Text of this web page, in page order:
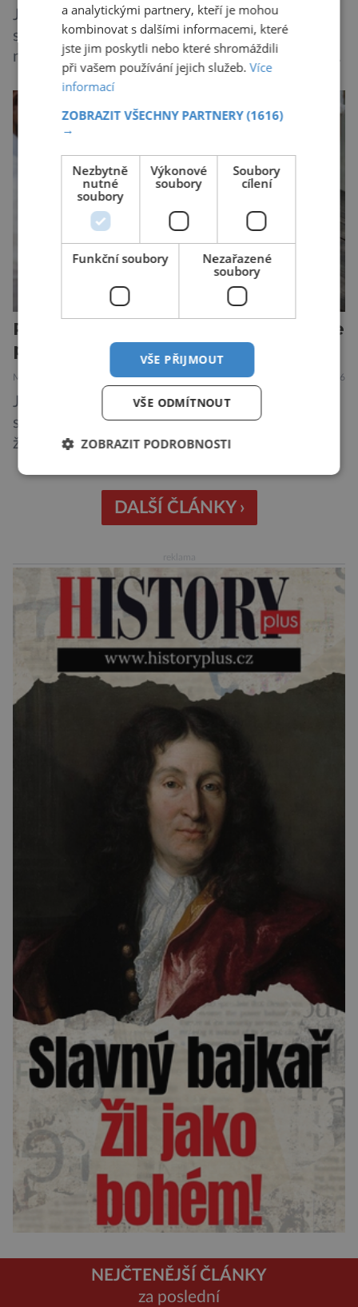
Je známou pravdou, že se na výletních lodích
snadno šíří gastrointestinální infekce, jako je
norovirus či E. coli, případně respirační infekce,
jak tomu bylo na počátku pandemie covidu.
Ovšem slyšet o prvním ohnisku hantaviru na
výletní lodi bylo znepokojivé i pro odborníky.
Zdá se, že nebezpečí bylo prozatím zažehnáno.
Máme se bát nové pandemie? Hantavirus […]
Proč někteří lidé stále chodí všude
pozdě!
MEDICÍNA ZAJÍMAVOSTI 28.7.2026
Jsou lidé, kteří ať se snaží, jak chtějí, na
schůzku nikdy nedorazí včas. A to i když vědí,
že je nedochvilnost vnímána jako bezohlednost
či projev nedostatečné úcty k protistraně.
chodí chronicky pozdě, možná úplně nemohou.
Jaké jsou nejčastější příčiny nedochvilnosti? A
DALŠÍ ČLÁNKY ›
NEJČTENĚJŠÍ ČLÁNKY
za poslední
a analytickými partnery, kteří je mohou
kombinovat s dalšími informacemi, které
jste jim poskytli nebo které shromáždili
při vašem používání jejich služeb.Více
informací
ZOBRAZIT VŠECHNY PARTNERY(1616)
→
Nezbytně
nutné
soubory
Výkonové
soubory
Soubory
cílení
Funkční soubory
Nezařazené
soubory
VŠE PŘIJMOUT
VŠE ODMÍTNOUT
ZOBRAZIT PODROBNOSTI